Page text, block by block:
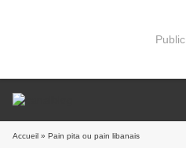
Accueil » Pain pita ou pain libanais